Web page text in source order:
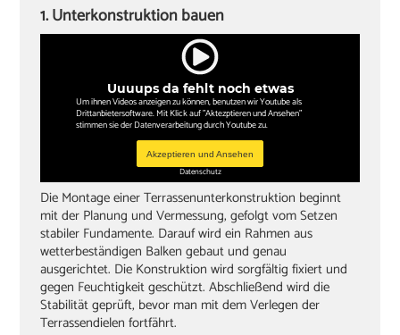
‏Akkuschrauber
‏Bleistift
‏Gummihammer
‏Handsäge
‏Schleifklotz und Schmirgelpapier
‏lange, gerade Dachlatte als Hilfe zum Ausrichten
‏Zwingen
Uuuups da fehlt noch etwas
Um ihnen Videos anzeigen zu können, benutzen wir Youtube als
Drittanbietersoftware. Mit Klick auf "Aktezptieren und Ansehen"
stimmen sie der Datenverarbeitung durch Youtube zu.
Akzeptieren und Ansehen
Datenschutz
1. Unterkonstruktion bauen
Die Montage einer Terrassenunterkonstruktion beginnt
mit der Planung und Vermessung, gefolgt vom Setzen
stabiler Fundamente. Darauf wird ein Rahmen aus
wetterbeständigen Balken gebaut und genau
ausgerichtet. Die Konstruktion wird sorgfältig fixiert und
gegen Feuchtigkeit geschützt. Abschließend wird die
Stabilität geprüft, bevor man mit dem Verlegen der
Terrassendielen fortfährt.